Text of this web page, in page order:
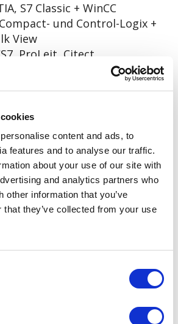
content and ads, to
features and to analyse our traffic.
about your use of our site with
and analytics partners who
other information that you’ve
that they’ve collected from your use
S7 Classic + WinCC
und Control-Logix +
View
ProLeit, Citect,
Branchen die
wir die Programmierung
Standards wie
+ ISA mit unserer MMS
verfolgen den
Ansatz, um ein
des Bedieners zu